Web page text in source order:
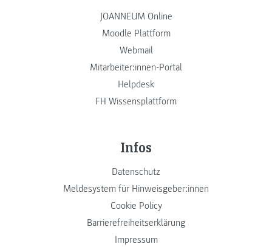
JOANNEUM Online
Moodle Plattform
Webmail
Mitarbeiter:innen-Portal
Helpdesk
FH Wissensplattform
Infos
Datenschutz
Meldesystem für Hinweisgeber:innen
Cookie Policy
Barrierefreiheitserklärung
Impressum